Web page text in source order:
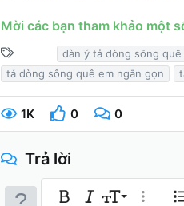
Mời các bạn tham khảo một
T
ừ
k
h
ó
dàn ý tả dòng sông quê
tả dòng sông quê em ngắn gọn
1K 0 0
Trả lời
Bold In nghiêng
Kích thước
9 Thêm